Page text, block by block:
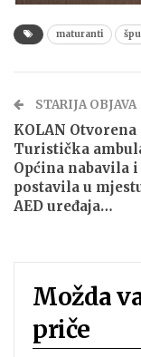
maturanti
STARIJA OBJAVA
KOLAN Otvorena
Turistička
Općina nabavila i
postavila u
AED uređaja…
Možda
priče